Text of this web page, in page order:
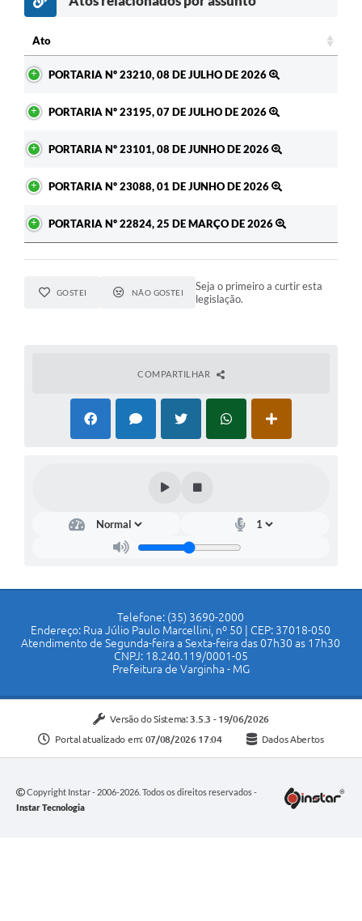
Ato
PORTARIA Nº 23210, 08 DE JULHO DE 2026
PORTARIA Nº 23195, 07 DE JULHO DE 2026
PORTARIA Nº 23101, 08 DE JUNHO DE 2026
PORTARIA Nº 23088, 01 DE JUNHO DE 2026
PORTARIA Nº 22824, 25 DE MARÇO DE 2026
GOSTEI NÃO GOSTEI
Seja o primeiro a curtir esta
legislação.
COMPARTILHAR
Telefone: (35) 3690-2000
Endereço: Rua Júlio Paulo Marcellini, nº 50 | CEP: 37018-050
Atendimento de Segunda-feira a Sexta-feira das 07h30 as 17h30
CNPJ: 18.240.119/0001-05
Prefeitura de Varginha - MG
Versão do Sistema: 3.5.3 - 19/06/2026
Portal atualizado em: 07/08/2026 17:04 Dados Abertos
Copyright Instar - 2006-2026. Todos os direitos reservados -
Instar Tecnologia